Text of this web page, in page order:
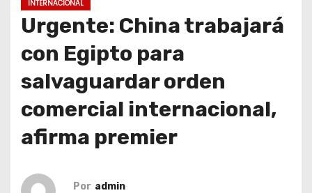
INTERNACIONAL
Urgente: China trabajará
con Egipto para
salvaguardar orden
comercial internacional,
afirma premier
Por admin